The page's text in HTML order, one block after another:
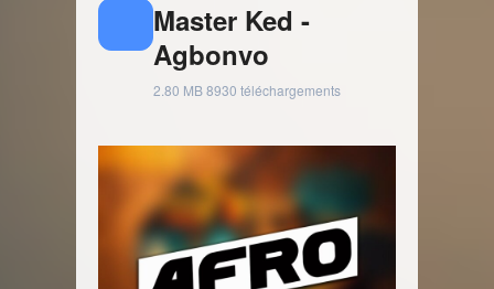
Master Ked -
Agbonvo
2.80 MB8930 téléchargements